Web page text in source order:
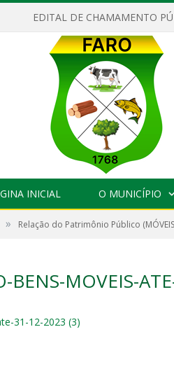
EDITAL DE CHAMAMENTO
INICIAL O MUNICÍPIO
» Relação do Patrimônio Público
BENS-MOVEIS-
31-12-2023 (3)